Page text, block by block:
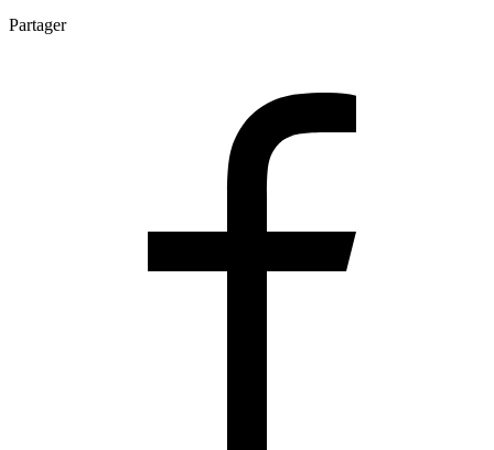
Partager